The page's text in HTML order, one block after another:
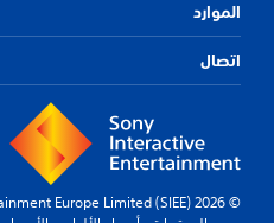
الموارد
اتصال
© 2026 Sony Interactive Entertainment Europe Limited (SIEE)